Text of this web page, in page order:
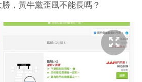
，黃牛黨歪風不能長嗎？